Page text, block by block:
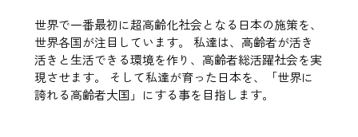
世界で一番最初に超高齢化社会となる日本の施策を、
世界各国が注目しています。 私達は、高齢者が活き
活きと生活できる環境を作り、高齢者総活躍社会を実
現させます。 そして私達が育った日本を、「世界に
誇れる高齢者大国」にする事を目指します。